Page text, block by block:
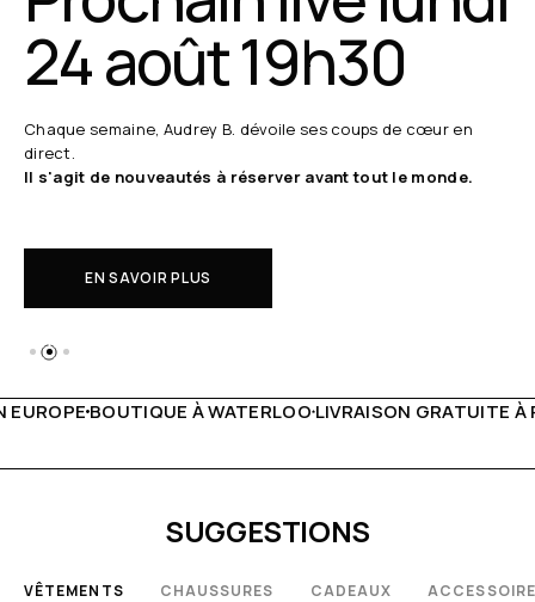
24 août 19h30
Chaque semaine, Audrey B. dévoile ses coups de cœur en
direct.
Il s'agit de nouveautés à réserver avant tout le monde.
EN SAVOIR PLUS
LIVRAISON GRATUITE À PARTIR DE 150€LIVE
SUGGESTIONS
VÊTEMENTS CHAUSSURES CADEAUX